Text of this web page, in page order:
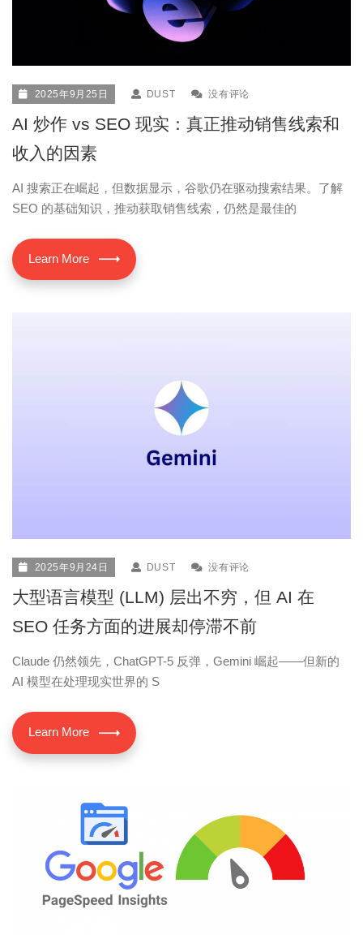
2025年9月25日 DUST 没有评论
AI 炒作 vs SEO 现实：真正推动销售线索和
收入的因素
AI 搜索正在崛起，但数据显示，谷歌仍在驱动搜索结果。了解
SEO 的基础知识，推动获取销售线索，仍然是最佳的
Learn More
2025年9月24日 DUST 没有评论
大型语言模型 (LLM) 层出不穷，但 AI 在
SEO 任务方面的进展却停滞不前
Claude 仍然领先，ChatGPT-5 反弹，Gemini 崛起——但新的
AI 模型在处理现实世界的 S
Learn More